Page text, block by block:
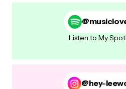
Listen to My
@hey-